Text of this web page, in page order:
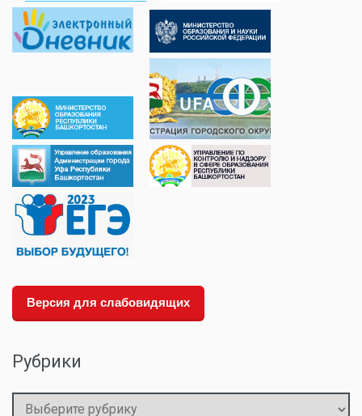
Версия для слабовидящих
Рубрики
Рубрики